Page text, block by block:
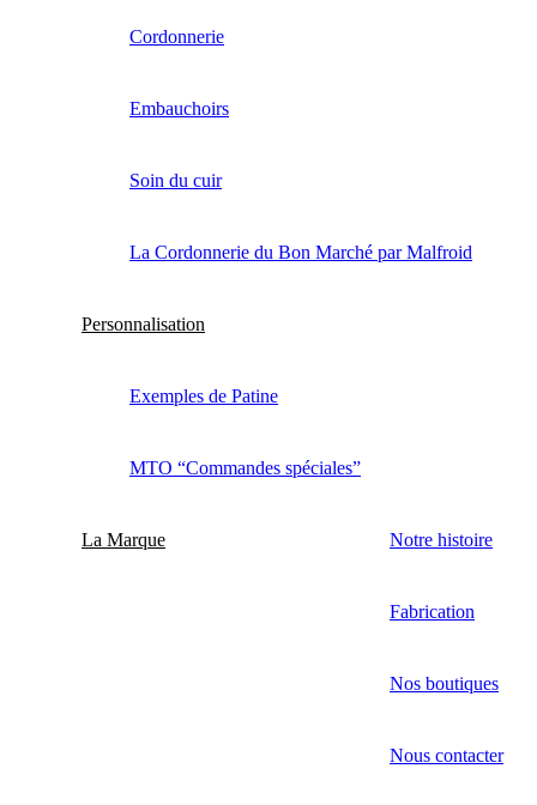
Cordonnerie
Embauchoirs
Soin du cuir
La Cordonnerie du Bon Marché par Malfroid
Personnalisation
Exemples de Patine
MTO “Commandes spéciales”
La Marque Notre histoire
Fabrication
Nos boutiques
Nous contacter